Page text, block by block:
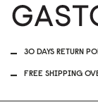
30 DAYS RETURN
FREE SHIPPING